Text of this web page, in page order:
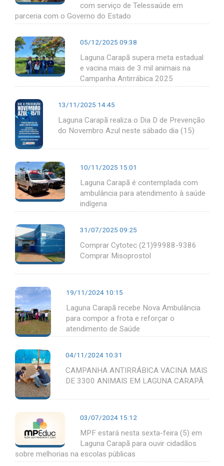
com serviço de Telessaúde em
parceria com o Governo do Estado
05/12/2025 09:38
Laguna Carapã supera meta estadual
e vacina mais de 3 mil animais na
Campanha Antirrábica 2025
13/11/2025 14:45
Laguna Carapã realiza o Dia D de Prevenção
do Novembro Azul neste sábado dia (15)
10/11/2025 15:01
Laguna Carapã é contemplada com
ambulância para atendimento à saúde
indígena
31/07/2025 09:25
Comprar Cytotec (21)99988-9386
Comprar Misoprostol
19/11/2024 10:15
Laguna Carapã recebe Nova Ambulância
para compor a frota e reforçar o
atendimento de Saúde
04/11/2024 10:31
CAMPANHA ANTIRRÁBICA VACINA MAIS
DE 3300 ANIMAIS EM LAGUNA CARAPÃ
03/07/2024 15:12
MPF estará nesta sexta-feira (5) em
Laguna Carapã para ouvir cidadãos
sobre melhorias na escolas públicas